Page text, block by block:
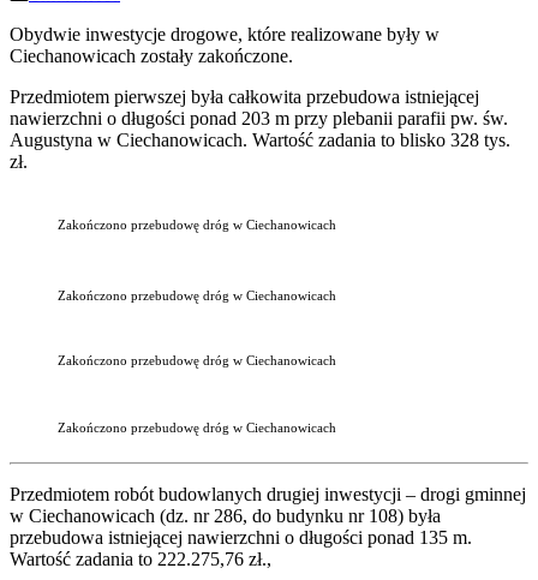
Obydwie inwestycje drogowe, które realizowane były w
Ciechanowicach zostały zakończone.
Przedmiotem pierwszej była całkowita przebudowa istniejącej
nawierzchni o długości ponad 203 m przy plebanii parafii pw. św.
Augustyna w Ciechanowicach. Wartość zadania to blisko 328 tys.
zł.
Zakończono przebudowę dróg w Ciechanowicach
Zakończono przebudowę dróg w Ciechanowicach
Zakończono przebudowę dróg w Ciechanowicach
Zakończono przebudowę dróg w Ciechanowicach
Przedmiotem robót budowlanych drugiej inwestycji – drogi gminnej
w Ciechanowicach (dz. nr 286, do budynku nr 108) była
przebudowa istniejącej nawierzchni o długości ponad 135 m.
Wartość zadania to 222.275,76 zł.,